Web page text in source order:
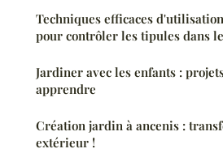
Techniques efficaces
pour contrôler les tipules dans
Jardiner avec les enfants :
apprendre
Création jardin à ancenis :
extérieur !